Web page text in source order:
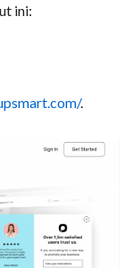
ini:
.